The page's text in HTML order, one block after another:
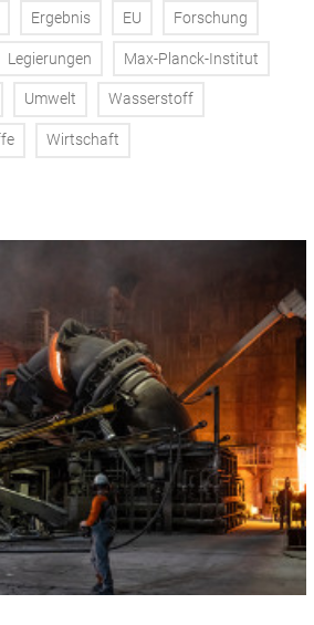
Ergebnis EU Forschung
Legierungen Max-Planck-Institut
Umwelt Wasserstoff
Wirtschaft